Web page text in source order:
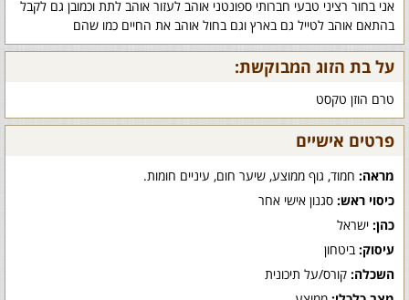
אני בחור רציני טבעי חברותי ספונטני אוהב לעזור אוהב לתת וכמובן גם לקבל
בהתאם אוהב לטייל גם בארץ וגם בחול אוהב את החיים כמו שהם
על בת הזוג המבוקשת:
טרם הוזן טקסט
פרטים אישיים
מראה: חמוד, גוף ממוצע, שיער חום, עיניים חומות.
כיסוי ראש: סגנון אישי אחר
כהן: ישראל
עיסוק: ביטחון
השכלה: קורס/על תיכונית